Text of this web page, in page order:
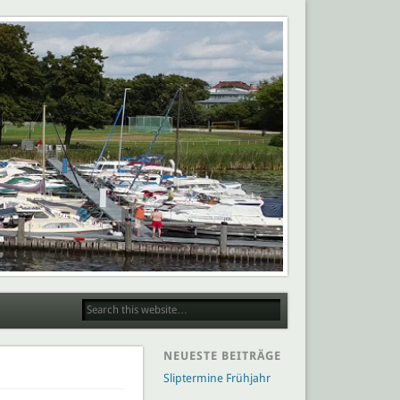
NEUESTE BEITRÄGE
Sliptermine Frühjahr